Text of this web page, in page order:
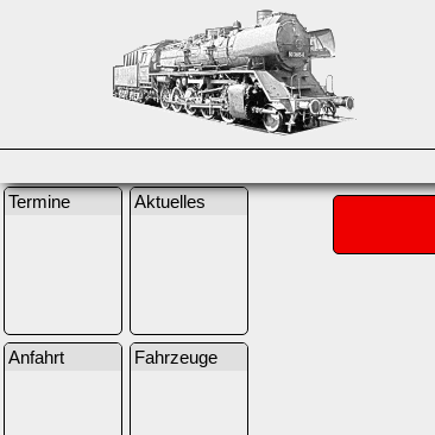
Termine Aktuelles
Anfahrt Fahrzeuge